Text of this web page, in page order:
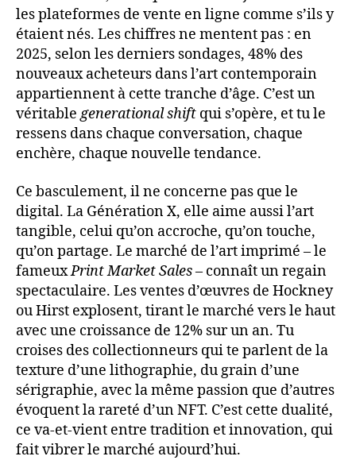
les plateformes de vente en ligne comme s’ils y
étaient nés. Les chiffres ne mentent pas : en
2025, selon les derniers sondages, 48% des
nouveaux acheteurs dans l’art contemporain
appartiennent à cette tranche d’âge. C’est un
véritablegenerational shift qui s’opère, et tu le
ressens dans chaque conversation, chaque
enchère, chaque nouvelle tendance.
Ce basculement, il ne concerne pas que le
digital. La Génération X, elle aime aussi l’art
tangible, celui qu’on accroche, qu’on touche,
qu’on partage. Le marché de l’art imprimé – le
fameuxPrint Market Sales– connaît un regain
spectaculaire. Les ventes d’œuvres de Hockney
ou Hirst explosent, tirant le marché vers le haut
avec une croissance de 12% sur un an. Tu
croises des collectionneurs qui te parlent de la
texture d’une lithographie, du grain d’une
sérigraphie, avec la même passion que d’autres
évoquent la rareté d’un NFT. C’est cette dualité,
ce va-et-vient entre tradition et innovation, qui
fait vibrer le marché aujourd’hui.